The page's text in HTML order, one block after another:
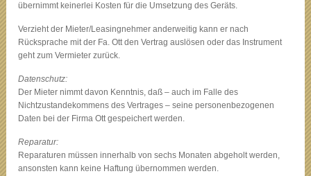
übernimmt keinerlei Kosten für die Umsetzung des Geräts.
Verzieht der Mieter/Leasingnehmer anderweitig kann er nach
Rücksprache mit der Fa. Ott den Vertrag auslösen oder das Instrument
geht zum Vermieter zurück.
Datenschutz:
Der Mieter nimmt davon Kenntnis, daß – auch im Falle des
Nichtzustandekommens des Vertrages – seine personenbezogenen
Daten bei der Firma Ott gespeichert werden.
Reparatur:
Reparaturen müssen innerhalb von sechs Monaten abgeholt werden,
ansonsten kann keine Haftung übernommen werden.